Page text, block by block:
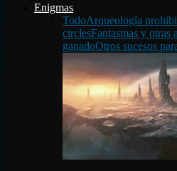
Enigmas
TodoArqueología
circlesFantasmas y otras
ganadoOtros sucesos